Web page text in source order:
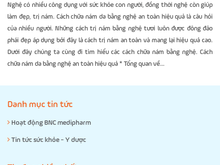
Nghệ có nhiều công dụng với sức khỏe con người, đồng thời nghệ còn giúp
làm đẹp, trị nám. Cách chữa nám da bằng nghệ an toàn hiệu quả là câu hỏi
của nhiều người. Những cách trị nám bằng nghệ tươi luôn được đông đảo
phái đẹp áp dụng bởi đây là cách trị nám an toàn và mang lại hiệu quả cao.
Dưới đây chúng ta cùng đi tìm hiểu các cách chữa nám bằng nghệ. Cách
chữa nám da bằng nghệ an toàn hiệu quả * Tổng quan về...
Danh mục tin tức
Hoạt động BNC medipharm
Tin tức sức khỏe - Y dược